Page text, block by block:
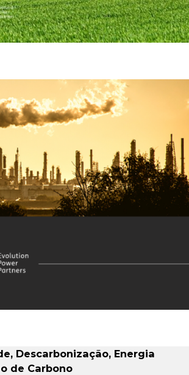
, Descarbonização, Energia
de Carbono